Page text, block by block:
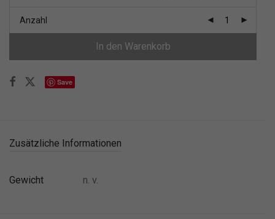
Anzahl
In den Warenkorb
Save
Zusätzliche Informationen
Gewicht n. v.